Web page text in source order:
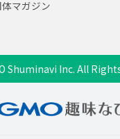
マガジン
Shuminavi Inc. All